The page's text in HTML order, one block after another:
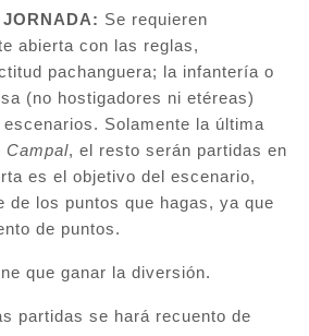
Se requieren
abierta con las reglas,
pachanguera; la infantería o
(no hostigadores ni etéreas)
Solamente la última
Campal, el resto serán partidas en
es el objetivo del escenario,
de los puntos que hagas, ya que
de puntos.
que ganar la diversión.
partidas se hará recuento de